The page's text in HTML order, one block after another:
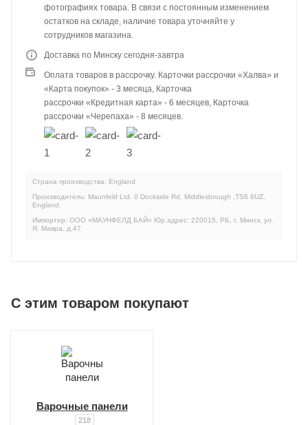
фотографиях товара. В связи с постоянным изменением
остатков на складе, наличие товара уточняйте у
сотрудников магазина.
Доставка по Минску сегодня-завтра
Оплата товаров в рассрочку. Карточки рассрочки «Халва» и
«Карта покупок» - 3 месяца, Карточка
рассрочки «Кредитная карта» - 6 месяцев, Карточка
рассрочки «Черепаха» - 8 месяцев.
Страна производства: England
Производитель: Maunfeld Ltd. 0 Dockside Rd, Middlesbrough ,TS6 6UZ,
England.
Импортер: ООО «МАУНФЕЛД БАЙ» Юр.адрес: 220015, РБ, г. Минск, ул.
Я. Мавра, д.47
C этим товаром покупают
Варочные панели
218